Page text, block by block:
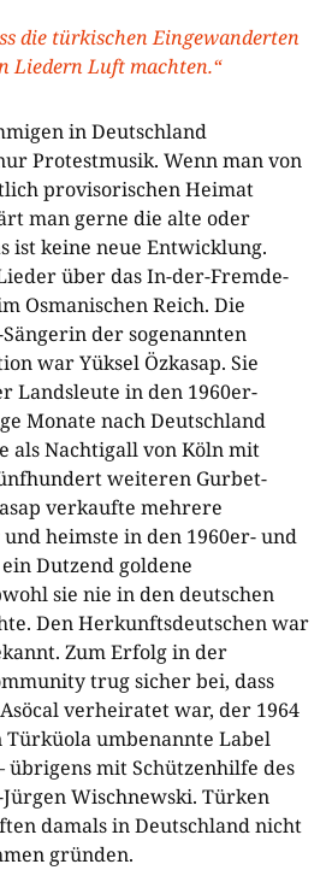
die türkischen Eingewanderten
Liedern Luft machten.“
in Deutschland
Protestmusik. Wenn man von
provisorischen Heimat
man gerne die alte oder
ist keine neue Entwicklung.
über das In-der-Fremde-
Osmanischen Reich. Die
der sogenannten
war Yüksel Özkasap. Sie
Landsleute in den 1960er-
Monate nach Deutschland
als Nachtigall von Köln mit
weiteren Gurbet-
verkaufte mehrere
heimste in den 1960er- und
Dutzend goldene
sie nie in den deutschen
Den Herkunftsdeutschen war
Zum Erfolg in der
trug sicher bei, dass
verheiratet war, der 1964
Türküola umbenannte Label
übrigens mit Schützenhilfe des
Wischnewski. Türken
damals in Deutschland nicht
gründen.